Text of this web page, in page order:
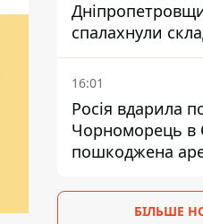
спалахнули
логістичної
16:01
Росія вдарила
Чорноморець в
пошкоджена
БІЛЬШЕ